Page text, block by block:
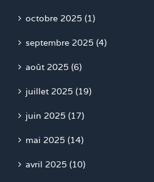
octobre 2025 (1)
septembre 2025 (4)
août 2025 (6)
juillet 2025 (19)
juin 2025 (17)
mai 2025 (14)
avril 2025 (10)